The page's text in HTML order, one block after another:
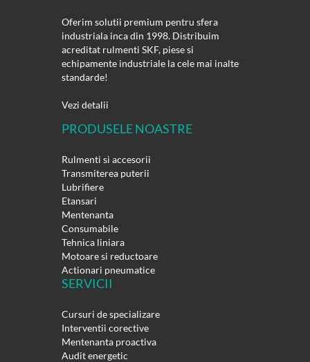
Oferim solutii premium pentru sfera
industriala inca din 1998. Distribuim
acreditat rulmenti SKF, piese si
echipamente industriale la cele mai inalte
standarde!
Vezi detalii
PRODUSELE NOASTRE
Rulmenti si accesorii
Transmiterea puterii
Lubrifiere
Etansari
Mentenanta
Consumabile
Tehnica liniara
Motoare si reductoare
Actionari pneumatice
SERVICII
Cursuri de specializare
Interventii corective
Mentenanta proactiva
Audit energetic